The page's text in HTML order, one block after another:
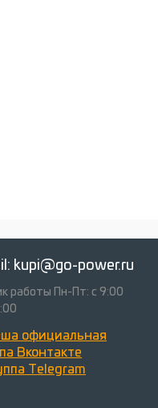
kupi@go-power.ru
работы Пн-Пт: с 9:00